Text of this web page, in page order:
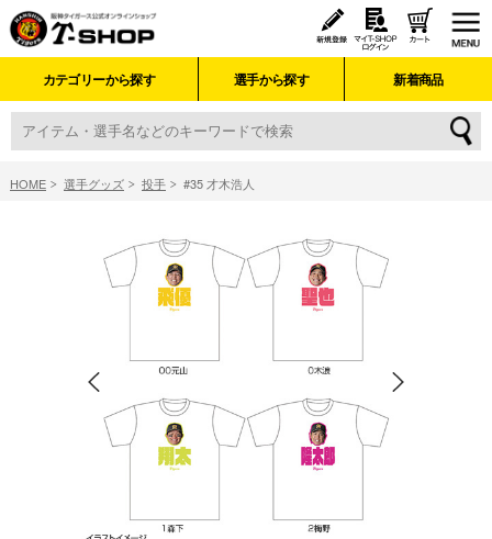
カテゴリーから探す 選手から探す 新着商品
HOME 選手グッズ 投手 #35 才木浩人